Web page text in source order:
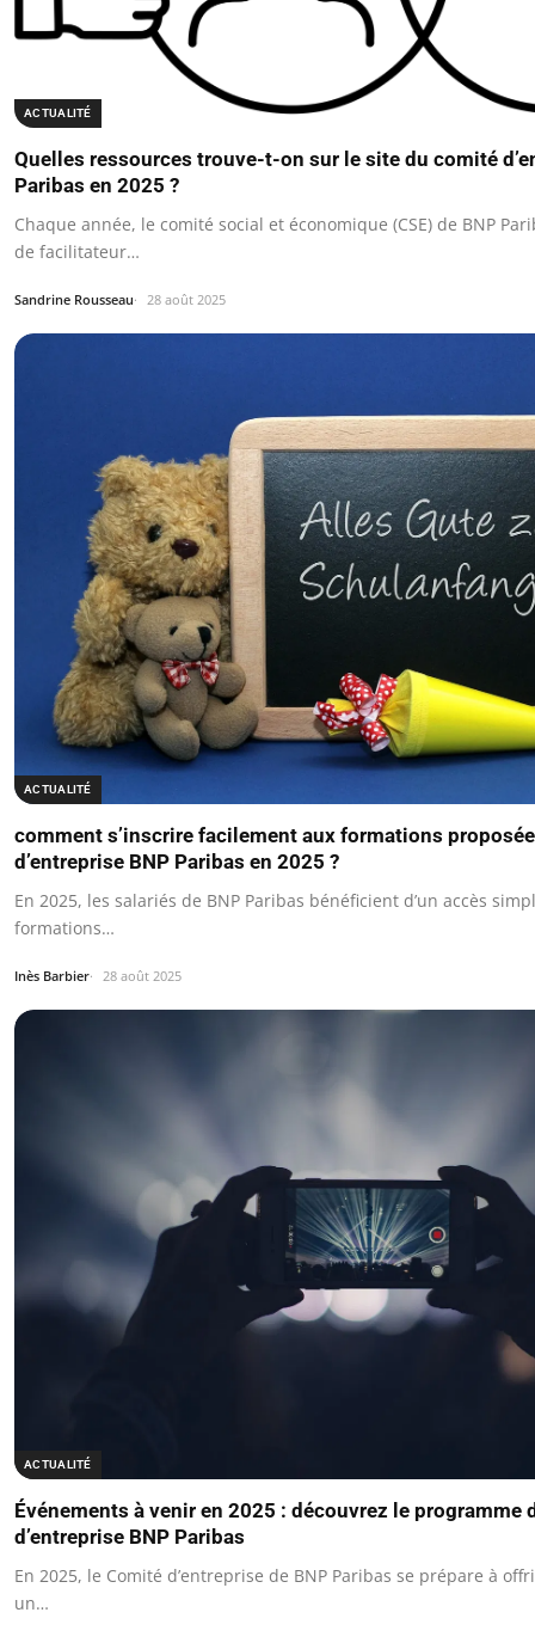
ACTUALITÉ
Quelles ressources trouve-t-on sur le site du comité
Paribas en 2025 ?
Chaque année, le comité social et économique (CSE) de BNP
de facilitateur…
Sandrine Rousseau 28 août 2025
ACTUALITÉ
comment s’inscrire facilement aux formations
d’entreprise BNP Paribas en 2025 ?
En 2025, les salariés de BNP Paribas bénéficient d’un accès
formations…
Inès Barbier 28 août 2025
ACTUALITÉ
Événements à venir en 2025 : découvrez le programme
d’entreprise BNP Paribas
En 2025, le Comité d’entreprise de BNP Paribas se prépare à
un…